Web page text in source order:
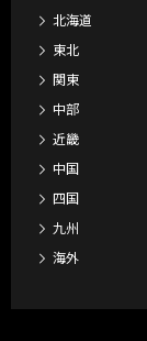
北海道
東北
関東
中部
近畿
中国
四国
九州
海外